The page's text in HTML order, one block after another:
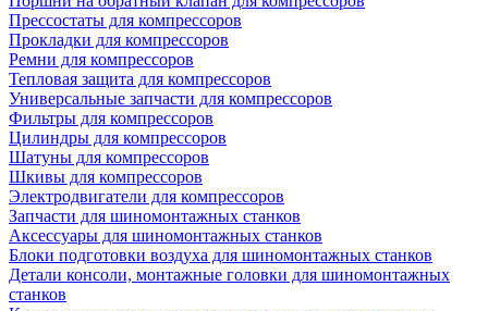
Прессостаты для компрессоров
Прокладки для компрессоров
Ремни для компрессоров
Тепловая защита для компрессоров
Универсальные запчасти для компрессоров
Фильтры для компрессоров
Цилиндры для компрессоров
Шатуны для компрессоров
Шкивы для компрессоров
Электродвигатели для компрессоров
Запчасти для шиномонтажных станков
Аксессуары для шиномонтажных станков
Блоки подготовки воздуха для шиномонтажных станков
Детали консоли, монтажные головки для шиномонтажных
станков